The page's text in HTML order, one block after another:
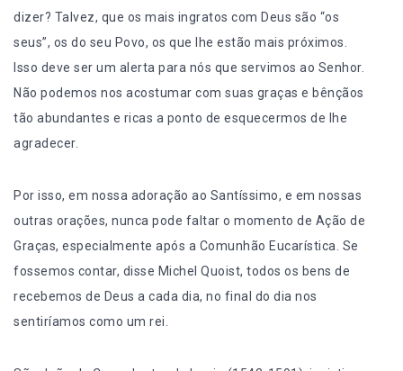
dizer? Talvez, que os mais ingratos com Deus são “os
seus”, os do seu Povo, os que lhe estão mais próximos.
Isso deve ser um alerta para nós que servimos ao Senhor.
Não podemos nos acostumar com suas graças e bênçãos
tão abundantes e ricas a ponto de esquecermos de lhe
agradecer.
Por isso, em nossa adoração ao Santíssimo, e em nossas
outras orações, nunca pode faltar o momento de Ação de
Graças, especialmente após a Comunhão Eucarística. Se
fossemos contar, disse Michel Quoist, todos os bens de
recebemos de Deus a cada dia, no final do dia nos
sentiríamos como um rei.